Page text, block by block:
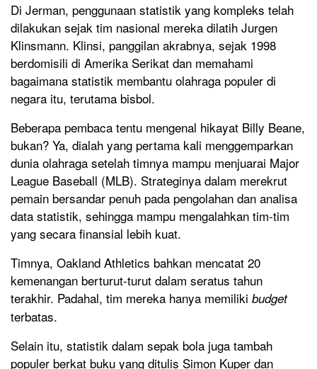
Di Jerman, penggunaan statistik yang kompleks telah
dilakukan sejak tim nasional mereka dilatih Jurgen
Klinsmann. Klinsi, panggilan akrabnya, sejak 1998
berdomisili di Amerika Serikat dan memahami
bagaimana statistik membantu olahraga populer di
negara itu, terutama bisbol.
Beberapa pembaca tentu mengenal hikayat Billy Beane,
bukan? Ya, dialah yang pertama kali menggemparkan
dunia olahraga setelah timnya mampu menjuarai Major
League Baseball (MLB). Strateginya dalam merekrut
pemain bersandar penuh pada pengolahan dan analisa
data statistik, sehingga mampu mengalahkan tim-tim
yang secara finansial lebih kuat.
Timnya, Oakland Athletics bahkan mencatat 20
kemenangan berturut-turut dalam seratus tahun
terakhir. Padahal, tim mereka hanya memiliki budget
terbatas.
Selain itu, statistik dalam sepak bola juga tambah
populer berkat buku yang ditulis Simon Kuper dan